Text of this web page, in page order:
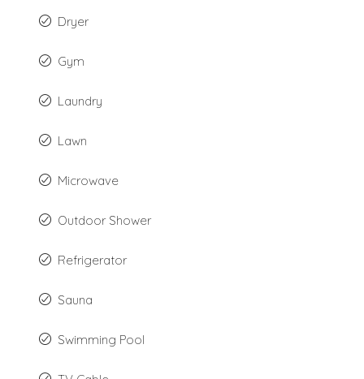
Dryer
Gym
Laundry
Lawn
Microwave
Outdoor Shower
Refrigerator
Sauna
Swimming Pool